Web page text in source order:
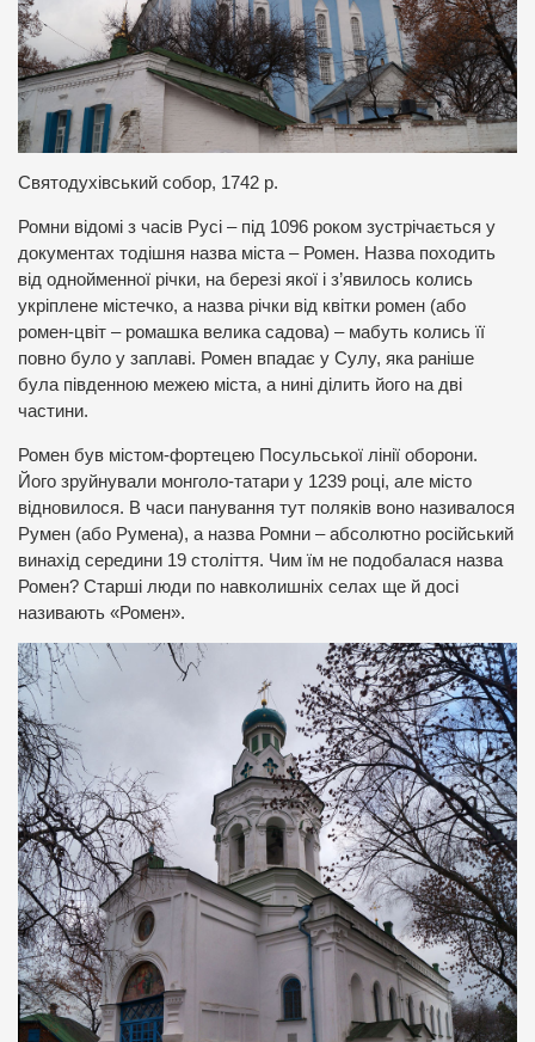
Святодухівський собор, 1742 р.
Ромни відомі з часів Русі – під 1096 роком зустрічається у
документах тодішня назва міста – Ромен. Назва походить
від однойменної річки, на березі якої і з’явилось колись
укріплене містечко, а назва річки від квітки ромен (або
ромен-цвіт – ромашка велика садова) – мабуть колись її
повно було у заплаві. Ромен впадає у Сулу, яка раніше
була південною межею міста, а нині ділить його на дві
частини.
Ромен був містом-фортецею Посульської лінії оборони.
Його зруйнували монголо-татари у 1239 році, але місто
відновилося. В часи панування тут поляків воно називалося
Румен (або Румена), а назва Ромни – абсолютно російський
винахід середини 19 століття. Чим їм не подобалася назва
Ромен? Старші люди по навколишніх селах ще й досі
називають «Ромен».